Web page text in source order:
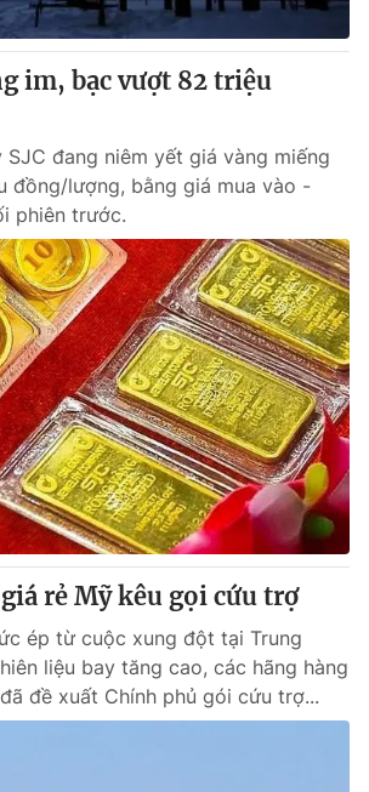
báo VTV
báo in và báo điện tử số 483/GP-BTTTT
Nguyễn Thị Mỹ Hạnh, Phạm Quốc Thắng,
355 931 - 024.38 355 932
024.66 897 897
024-7300.7108
mọi hình thức nếu không có sự chấp
Ghi rõ nguồn VTV.vn khi phát hành lại
này.
im, bạc vượt 82 triệu
SJC đang niêm yết giá vàng miếng
đồng/lượng, bằng giá mua vào -
phiên trước.
rẻ Mỹ kêu gọi cứu trợ
ép từ cuộc xung đột tại Trung
liệu bay tăng cao, các hãng hàng
đề xuất Chính phủ gói cứu trợ...